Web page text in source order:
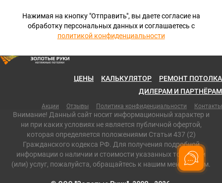
Нажимая на кнопку "Отправить", вы даете согласие на
обработку персональных данных и соглашаетесь c
политикой конфиденциальности
ЦЕНЫ КАЛЬКУЛЯТОР
РЕМОНТ ПОТОЛКА
ДИЛЕРАМ И ПАРТНЁРАМ
Акции Отзывы Политика конфиденциальности Контакты
Внимание! Данный сайт носит информационный характер и
ни при каких условиях не является публичной офертой,
которая определяется положениями Статьи 437 (2)
Гражданского кодекса РФ. Для получения подробной
информации о наличии и стоимости указанных товаров и
(или) услуг, пожалуйста, обращайтесь к нашим менеджерам.